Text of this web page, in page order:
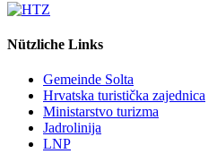
Nützliche Links
Gemeinde Solta
Hrvatska turistička zajednica
Ministarstvo turizma
Jadrolinija
LNP